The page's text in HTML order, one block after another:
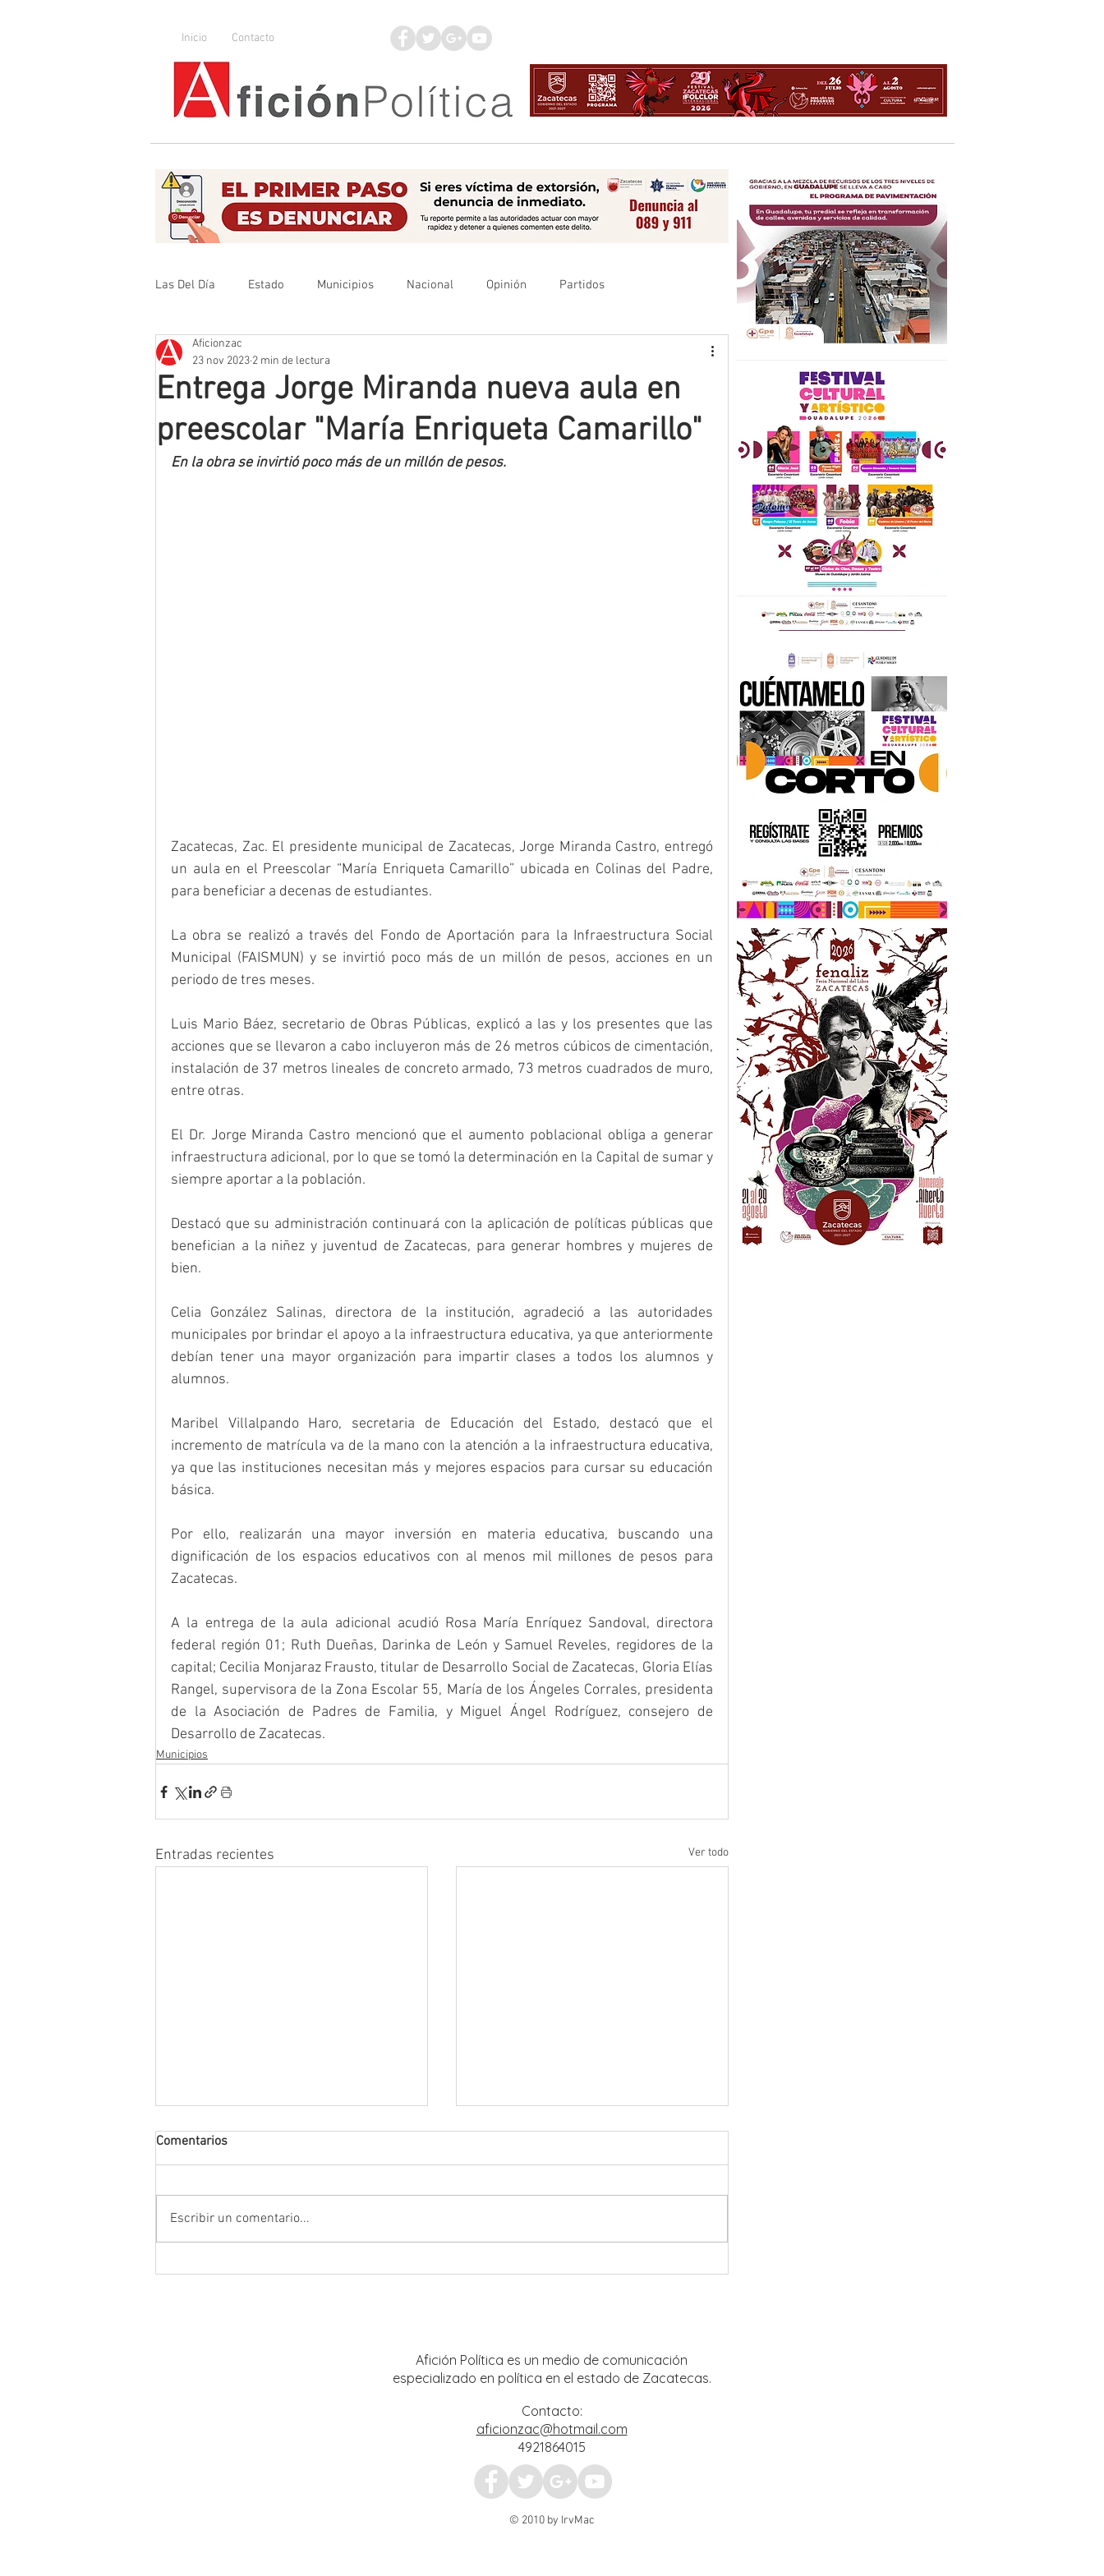
Inicio Contacto
Las Del Día Estado Municipios Nacional Opinión Partidos
Que no se olvide
Entrega Jorge Miranda nueva aula en
preescolar "María Enriqueta Camarillo"
Aficionzac
23 nov 2023 2 min de lectura
En la obra se invirtió poco más de un millón de pesos.
Zacatecas, Zac. El presidente municipal de Zacatecas, Jorge Miranda Castro, entregó
un aula en el Preescolar “María Enriqueta Camarillo” ubicada en Colinas del Padre,
para beneficiar a decenas de estudiantes.
La obra se realizó a través del Fondo de Aportación para la Infraestructura Social
Municipal (FAISMUN) y se invirtió poco más de un millón de pesos, acciones en un
periodo de tres meses.
Luis Mario Báez, secretario de Obras Públicas, explicó a las y los presentes que las
acciones que se llevaron a cabo incluyeron más de 26 metros cúbicos de cimentación,
instalación de 37 metros lineales de concreto armado, 73 metros cuadrados de muro,
entre otras.
El Dr. Jorge Miranda Castro mencionó que el aumento poblacional obliga a generar
infraestructura adicional, por lo que se tomó la determinación en la Capital de sumar y
siempre aportar a la población.
Destacó que su administración continuará con la aplicación de políticas públicas que
benefician a la niñez y juventud de Zacatecas, para generar hombres y mujeres de
bien.
Celia González Salinas, directora de la institución, agradeció a las autoridades
municipales por brindar el apoyo a la infraestructura educativa, ya que anteriormente
debían tener una mayor organización para impartir clases a todos los alumnos y
alumnos.
Maribel Villalpando Haro, secretaria de Educación del Estado, destacó que el
incremento de matrícula va de la mano con la atención a la infraestructura educativa,
ya que las instituciones necesitan más y mejores espacios para cursar su educación
básica.
Por ello, realizarán una mayor inversión en materia educativa, buscando una
dignificación de los espacios educativos con al menos mil millones de pesos para
Zacatecas.
A la entrega de la aula adicional acudió Rosa María Enríquez Sandoval, directora
federal región 01; Ruth Dueñas, Darinka de León y Samuel Reveles, regidores de la
capital; Cecilia Monjaraz Frausto, titular de Desarrollo Social de Zacatecas, Gloria Elías
Rangel, supervisora de la Zona Escolar 55, María de los Ángeles Corrales, presidenta
de la Asociación de Padres de Familia, y Miguel Ángel Rodríguez, consejero de
Desarrollo de Zacatecas.
Municipios
Entradas recientes Ver todo
Comentarios
Escribir un comentario...
Afición Política es un medio de comunicación
especializado en política en el estado de Zacatecas.
Contacto:
aficionzac@hotmail.com
4921864015
© 2010 by IrvMac